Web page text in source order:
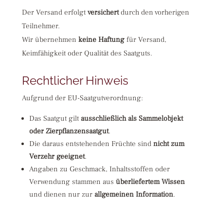
Der Versand erfolgt versichertdurch den vorherigen
Teilnehmer.
Wir übernehmen keine Haftungfür Versand,
Keimfähigkeit oder Qualität des Saatguts.
Rechtlicher Hinweis
Aufgrund der EU-Saatgutverordnung:
Das Saatgut gilt ausschließlich als Sammelobjekt
oder Zierpflanzensaatgut.
Die daraus entstehenden Früchte sind nicht zum
Verzehr geeignet.
Angaben zu Geschmack, Inhaltsstoffen oder
Verwendung stammen aus überliefertem Wissen
und dienen nur zur allgemeinen Information.